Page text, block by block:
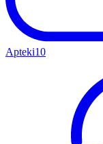
Apteki10